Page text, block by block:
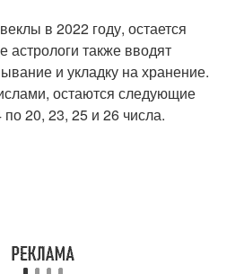
в 2022 году, остается
астрологи также вводят
и укладку на хранение.
остаются следующие
20, 23, 25 и 26 числа.